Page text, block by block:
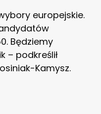
europejskie.
Będziemy
– podkreślił
Kamysz.